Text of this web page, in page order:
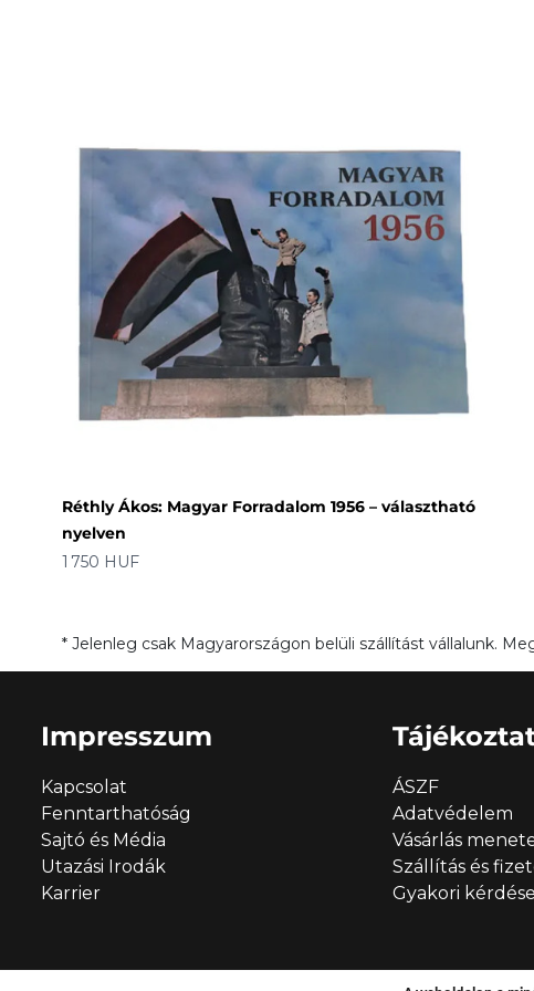
Réthly Ákos: Magyar Forradalom 1956 – választható
nyelven
Ár
1 750 HUF
* Jelenleg csak Magyarországon belüli szállítást vállalunk.
Impresszum
Kapcsolat
Fenntarthatóság
Sajtó és Média
Utazási Irodák
Karrier
ÁSZF
Adatvédelem
Vásárlás
Szállítás és
Gyakori